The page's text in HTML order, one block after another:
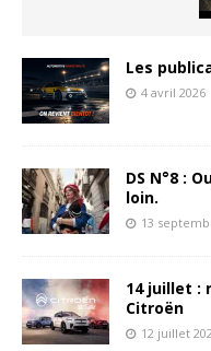
Les
4 avril 2026
DS N°8 :
loin.
13
14 juillet :
Citroën
12 juillet